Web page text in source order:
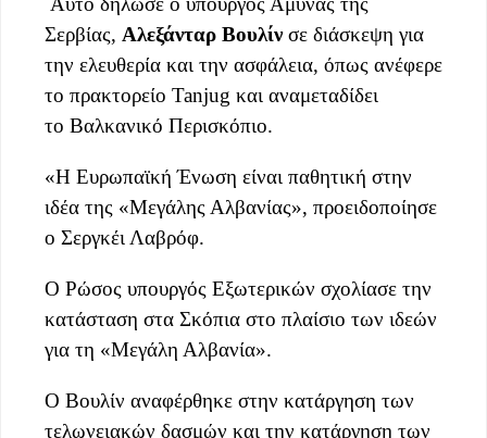
Σερβίας, Αλεξάνταρ Βουλίνσε διάσκεψη για
την ελευθερία και την ασφάλεια, όπως ανέφερε
το πρακτορείο Tanjug και αναμεταδίδει
το Βαλκανικό Περισκόπιο.
«Η Ευρωπαϊκή Ένωση είναι παθητική στην
ιδέα της «Μεγάλης Αλβανίας», προειδοποίησε
ο Σεργκέι Λαβρόφ.
Ο Ρώσος υπουργός Εξωτερικών σχολίασε την
κατάσταση στα Σκόπια στο πλαίσιο των ιδεών
για τη «Μεγάλη Αλβανία».
Ο Βουλίν αναφέρθηκε στην κατάργηση των
τελωνειακών δασμών και την κατάργηση των